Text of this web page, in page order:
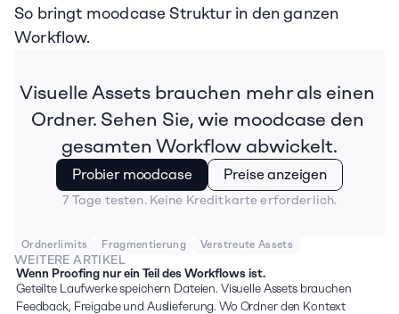
So bringt moodcase Struktur in den ganzen
Workflow.
Visuelle Assets brauchen mehr als einen
Ordner. Sehen Sie, wie moodcase den
gesamten Workflow abwickelt.
Probier moodcase Preise anzeigen
7 Tage testen. Keine Kreditkarte erforderlich.
Ordnerlimits Fragmentierung Verstreute Assets
WEITERE ARTIKEL
Wenn Proofing nur ein Teil des Workflows ist.
Geteilte Laufwerke speichern Dateien. Visuelle Assets brauchen
Feedback, Freigabe und Auslieferung. Wo Ordner den Kontext